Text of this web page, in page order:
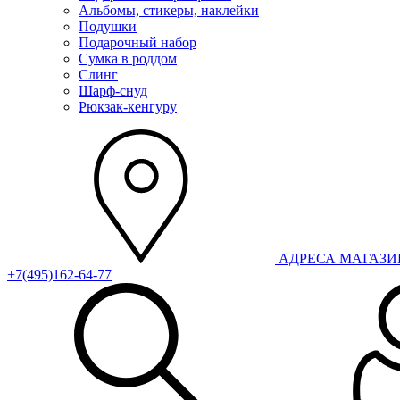
Альбомы, стикеры, наклейки
Подушки
Подарочный набор
Сумка в роддом
Слинг
Шарф-снуд
Рюкзак-кенгуру
АДРЕСА
+7(495)162-64-77